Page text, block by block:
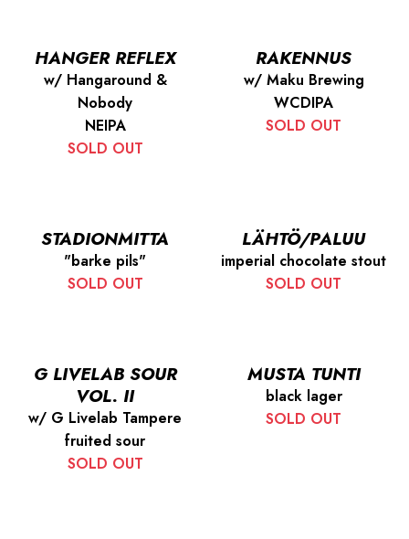
HANGER REFLEX
w/ Hangaround &
Nobody
NEIPA
SOLD OUT
RAKENNUS
w/ Maku Brewing
WCDIPA
SOLD OUT
STADIONMITTA
"barke pils"
SOLD OUT
LÄHTÖ/PALUU
imperial chocolate stout
SOLD OUT
G LIVELAB SOUR
VOL. II
w/ G Livelab Tampere
fruited sour
SOLD OUT
MUSTA TUNTI
black lager
SOLD OUT